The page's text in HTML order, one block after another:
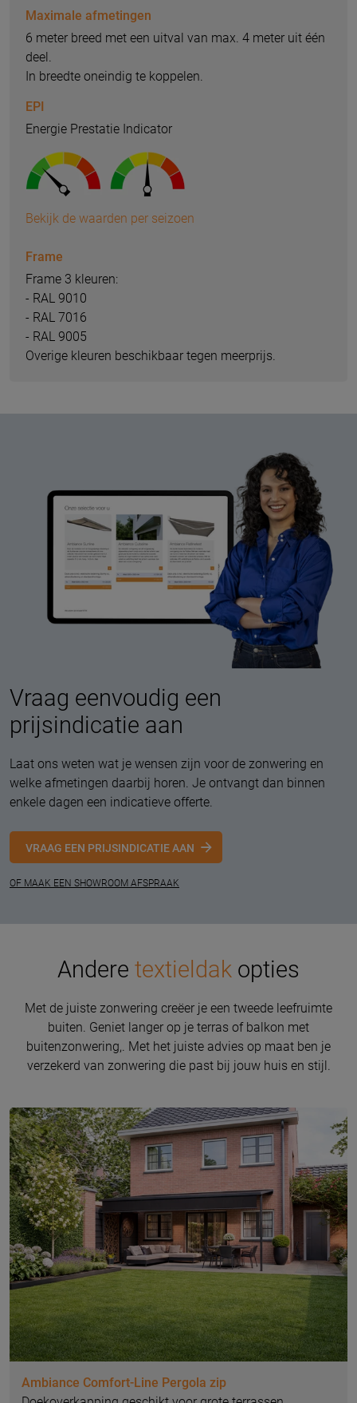
Maximale afmetingen
6 meter breed met een uitval van max. 4 meter uit één
deel.
In breedte oneindig te koppelen.
EPI
Energie Prestatie Indicator
Bekijk de waarden per seizoen
Frame
Frame 3 kleuren:
- RAL 9010
- RAL 7016
- RAL 9005
Overige kleuren beschikbaar tegen meerprijs.
Vraag eenvoudig een
prijsindicatie aan
Laat ons weten wat je wensen zijn voor de zonwering en
welke afmetingen daarbij horen. Je ontvangt dan binnen
enkele dagen een indicatieve offerte.
VRAAG EEN PRIJSINDICATIE AAN
OF MAAK EEN SHOWROOM AFSPRAAK
Andere textieldak opties
Met de juiste zonwering creëer je een tweede leefruimte
buiten. Geniet langer op je terras of balkon met
buitenzonwering,. Met het juiste advies op maat ben je
verzekerd van zonwering die past bij jouw huis en stijl.
Ambiance Comfort-Line Pergola zip